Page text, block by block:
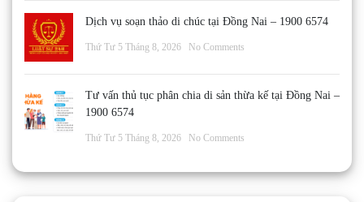
Dịch vụ soạn thảo di chúc tại Đồng Nai – 1900 6574
Thứ Tư 5 Tháng 8, 2026 No Comments
Tư vấn thủ tục phân chia di sản thừa kế tại Đồng Nai –
1900 6574
Thứ Tư 5 Tháng 8, 2026 No Comments